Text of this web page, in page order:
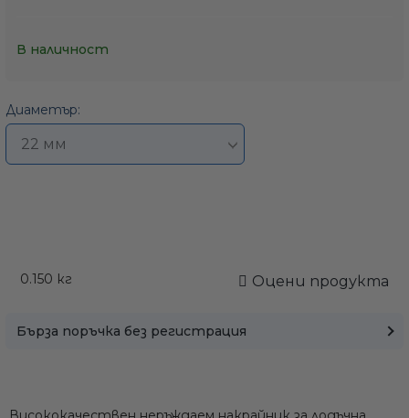
В наличност
Диаметър:
0.150 кг Оцени продукта
Бърза поръчка без регистрация